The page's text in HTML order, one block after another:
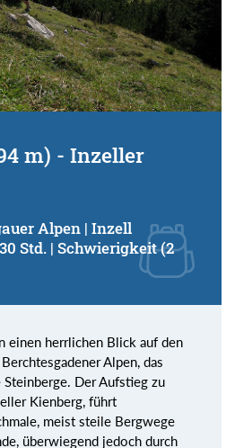
m) - Inzeller
Alpen | Inzell
Std. | Schwierigkeit (2
einen herrlichen Blick auf den
Alpen, das
Der Aufstieg zu
Kienberg, führt
meist steile Bergwege
überwiegend jedoch durch